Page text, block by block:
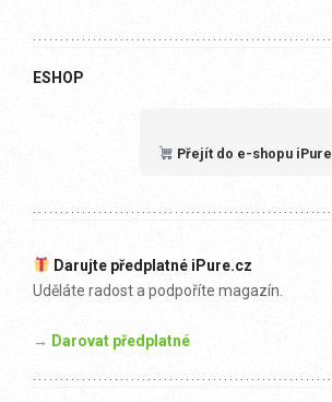
ESHOP
Přejít do e-shopu iPure
Darujte předplatné iPure.cz
Uděláte radost a podpoříte magazín.
→ Darovat předplatné